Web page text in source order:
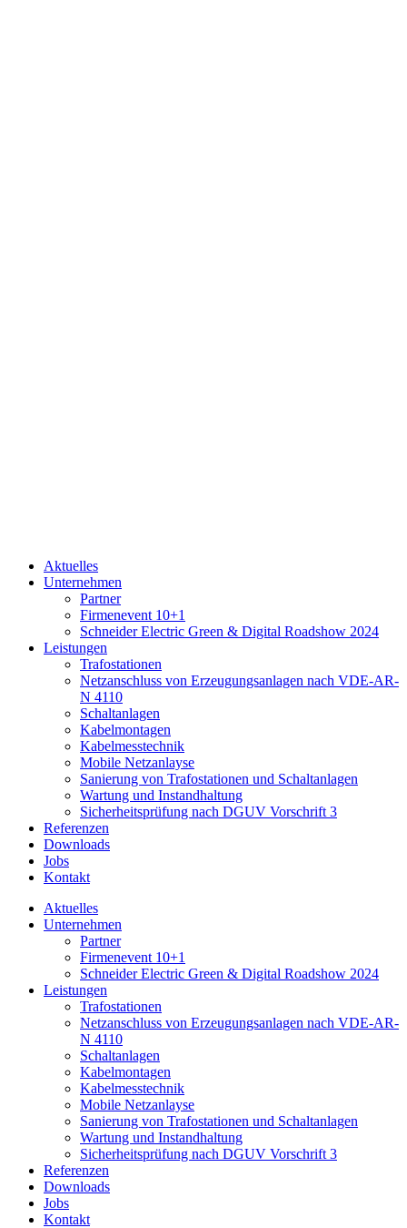
Aktuelles
Unternehmen
Partner
Firmenevent 10+1
Schneider Electric Green & Digital Roadshow 2024
Leistungen
Trafostationen
Netzanschluss von Erzeugungsanlagen nach VDE-AR-
N 4110
Schaltanlagen
Kabelmontagen
Kabelmesstechnik
Mobile Netzanlayse
Sanierung von Trafostationen und Schaltanlagen
Wartung und Instandhaltung
Sicherheitsprüfung nach DGUV Vorschrift 3
Referenzen
Downloads
Jobs
Kontakt
Aktuelles
Unternehmen
Partner
Firmenevent 10+1
Schneider Electric Green & Digital Roadshow 2024
Leistungen
Trafostationen
Netzanschluss von Erzeugungsanlagen nach VDE-AR-
N 4110
Schaltanlagen
Kabelmontagen
Kabelmesstechnik
Mobile Netzanlayse
Sanierung von Trafostationen und Schaltanlagen
Wartung und Instandhaltung
Sicherheitsprüfung nach DGUV Vorschrift 3
Referenzen
Downloads
Jobs
Kontakt